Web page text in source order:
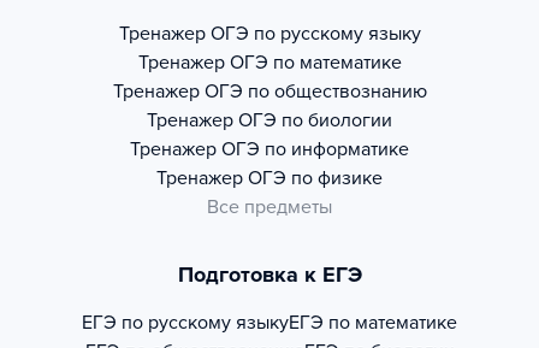
Тренажер ОГЭ по русскому языку
Тренажер ОГЭ по математике
Тренажер ОГЭ по обществознанию
Тренажер ОГЭ по биологии
Тренажер ОГЭ по информатике
Тренажер ОГЭ по физике
Все предметы
Подготовка к ЕГЭ
ЕГЭ по русскому языкуЕГЭ по математике